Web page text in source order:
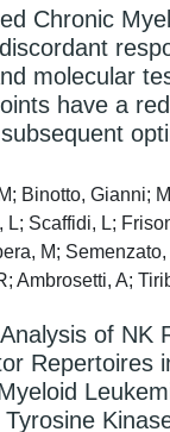
Chronic
molecular
have a
Binotto, Gianni;
L; Scaffidi, L;
M;
Ambrosetti, A;
of NK
Repertoires